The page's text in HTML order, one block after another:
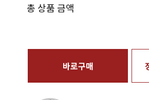
총 상품 금액
바로구매